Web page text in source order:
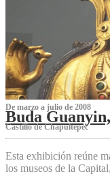
De marzo a julio de 2008
Buda
Castillo de Chapultepec
Esta exhibición reúne
los museos de la